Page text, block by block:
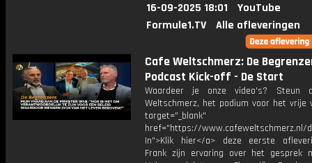
16-09-2025 18:01
YouTube
Formule1.TV
Alle afleveringen
Cafe Weltschmerz: De
Podcast Kick-off - De Start
Waardeer je onze video's? Steun
Weltschmerz, het podium voor het vrije
target="_blank"
href="https://www.cafeweltschmerz.nl/
In">Klik hier</a> deze eerste
Frank zijn ervaring over het gesprek